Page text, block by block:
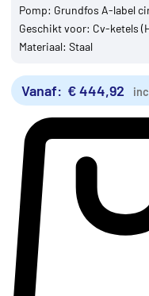
Pomp: Grundfos A-label
Geschikt voor: Cv-ketels
Materiaal: Staal
Vanaf: €444,92